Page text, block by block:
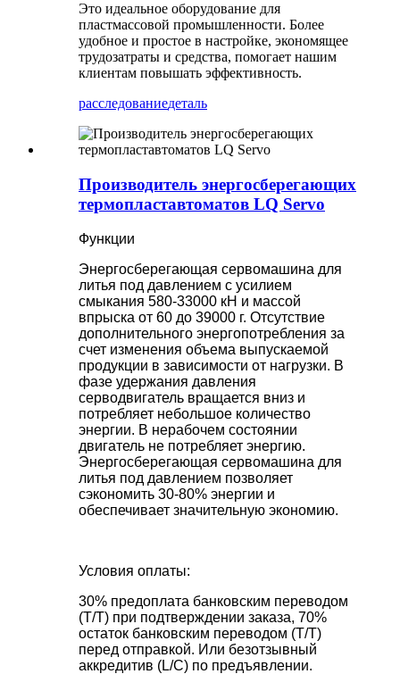
Это идеальное оборудование для
пластмассовой промышленности. Более
удобное и простое в настройке, экономящее
трудозатраты и средства, помогает нашим
клиентам повышать эффективность.
расследованиедеталь
Производитель энергосберегающих
термопластавтоматов LQ Servo
Функции
Энергосберегающая сервомашина для
литья под давлением с усилием
смыкания 580-33000 кН и массой
впрыска от 60 до 39000 г. Отсутствие
дополнительного энергопотребления за
счет изменения объема выпускаемой
продукции в зависимости от нагрузки. В
фазе удержания давления
серводвигатель вращается вниз и
потребляет небольшое количество
энергии. В нерабочем состоянии
двигатель не потребляет энергию.
Энергосберегающая сервомашина для
литья под давлением позволяет
сэкономить 30-80% энергии и
обеспечивает значительную экономию.
Условия оплаты:
30% предоплата банковским переводом
(T/T) при подтверждении заказа, 70%
остаток банковским переводом (T/T)
перед отправкой. Или безотзывный
аккредитив (L/C) по предъявлении.